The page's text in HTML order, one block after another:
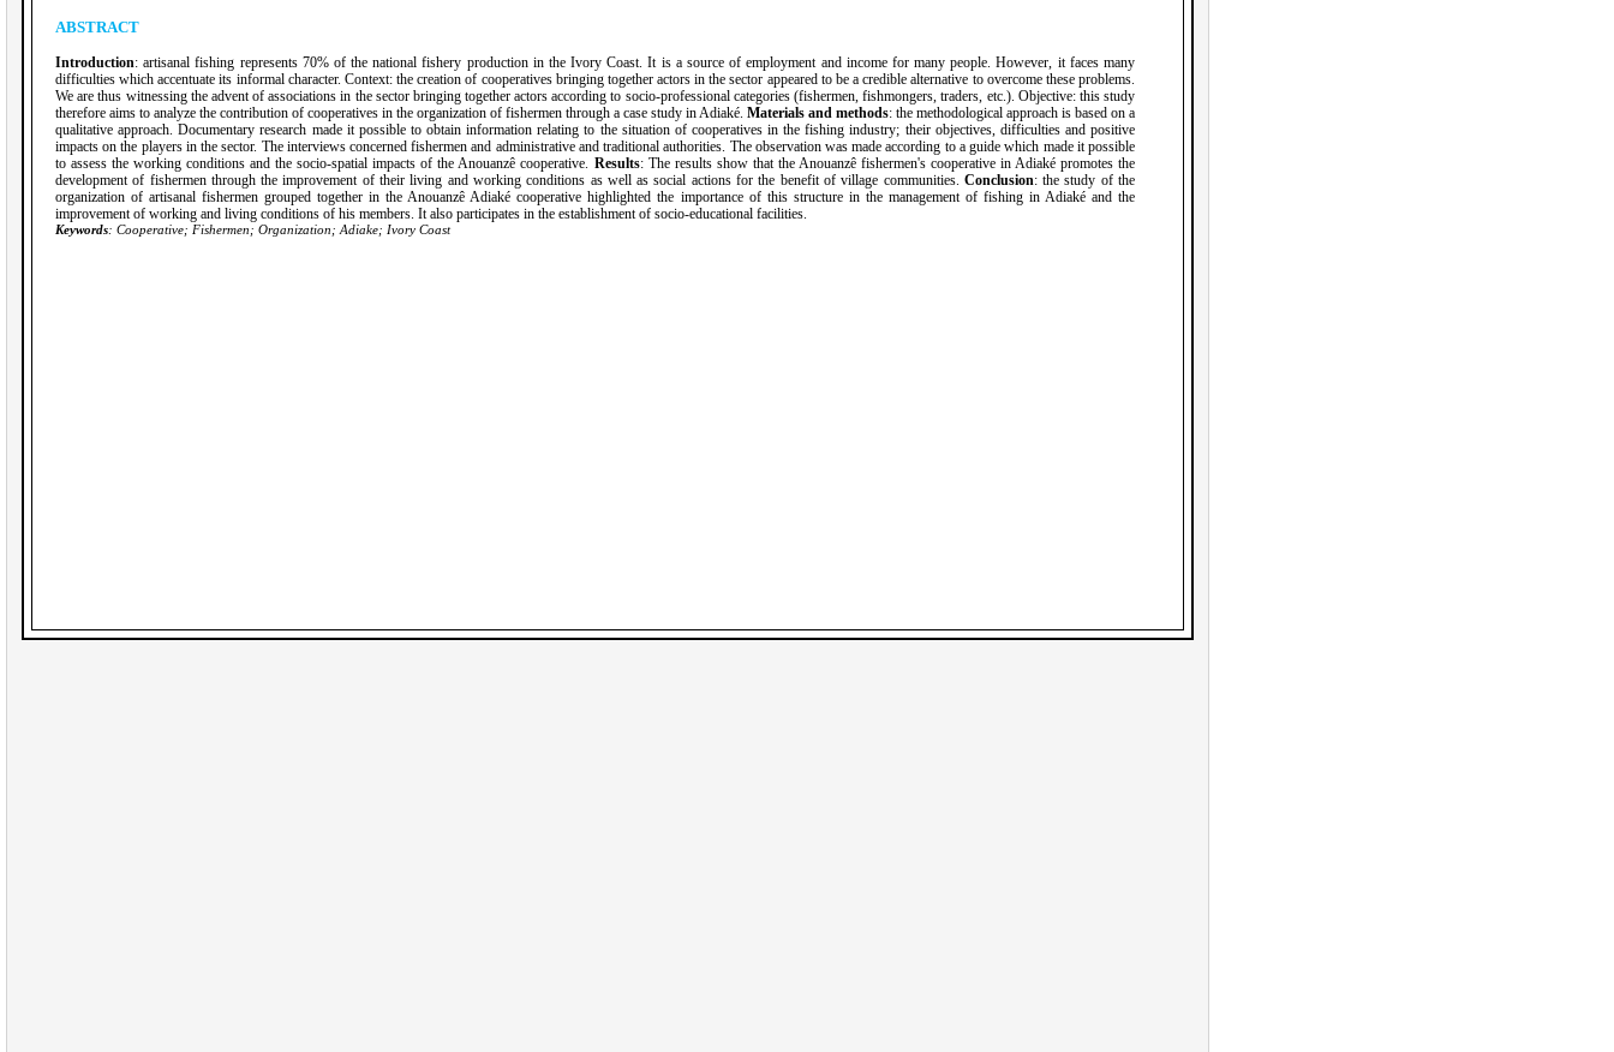
ABSTRACT
Introduction: artisanal fishing represents 70% of the national fishery production in the Ivory Coast. It is a source of employment and income for many people. However, it faces many
difficulties which accentuate its informal character. Context: the creation of cooperatives bringing together actors in the sector appeared to be a credible alternative to overcome these problems.
We are thus witnessing the advent of associations in the sector bringing together actors according to socio-professional categories (fishermen, fishmongers, traders, etc.). Objective: this study
therefore aims to analyze the contribution of cooperatives in the organization of fishermen through a case study in Adiaké. Materials and methods: the methodological approach is based on a
qualitative approach. Documentary research made it possible to obtain information relating to the situation of cooperatives in the fishing industry; their objectives, difficulties and positive
impacts on the players in the sector. The interviews concerned fishermen and administrative and traditional authorities. The observation was made according to a guide which made it possible
to assess the working conditions and the socio-spatial impacts of the Anouanzê cooperative. Results: The results show that the Anouanzê fishermen's cooperative in Adiaké promotes the
development of fishermen through the improvement of their living and working conditions as well as social actions for the benefit of village communities. Conclusion: the study of the
organization of artisanal fishermen grouped together in the Anouanzê Adiaké cooperative highlighted the importance of this structure in the management of fishing in Adiaké and the
improvement of working and living conditions of his members. It also participates in the establishment of socio-educational facilities.
Keywords: Cooperative; Fishermen; Organization; Adiake; Ivory Coast